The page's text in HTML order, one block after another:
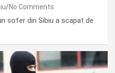
No Comments
sofer din Sibiu a scapat de